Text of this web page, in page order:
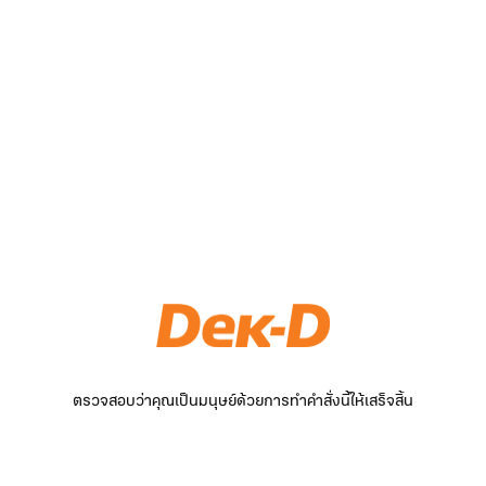
ตรวจสอบว่าคุณเป็นมนุษย์ด้วยการทำคำสั่งนี้ให้เสร็จสิ้น